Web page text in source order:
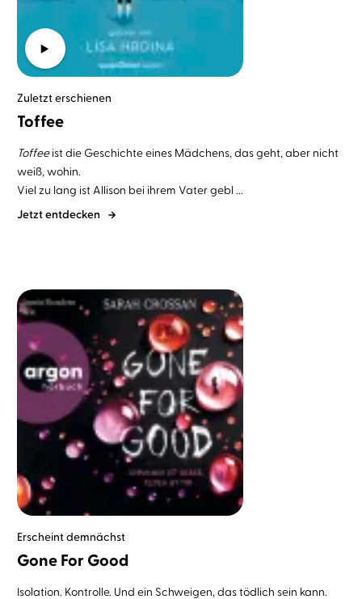
Zuletzt erschienen
Toffee
Toffeeist die Geschichte eines Mädchens, das geht, aber nicht
weiß, wohin.
Viel zu lang ist Allison bei ihrem Vater gebl ...
Jetzt entdecken
Erscheint demnächst
Gone For Good
Isolation. Kontrolle. Und ein Schweigen, das tödlich sein kann.